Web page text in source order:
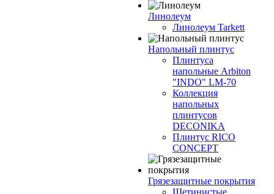
Линолеум
Линолеум Tarkett
Напольный плинтус
Плинтуса
напольные Arbiton
"INDO" LM-70
Коллекция
напольных
плинтусов
DECONIKA
Плинтус RICO
CONCEPT
Грязезащитные покрытия
Щетинистые